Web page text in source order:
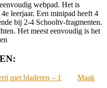
webpad. Het is
leerjaar. Een minipad heeft 4
bij 2-4 Schooltv-fragmenten.
Het meest eenvoudig is het
met bladeren – 1
Maak